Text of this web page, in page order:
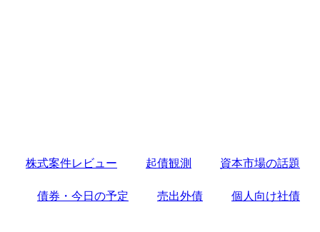
株式案件レビュー 起債観測 資本市場の話題
債券・今日の予定 売出外債
個人向け社債